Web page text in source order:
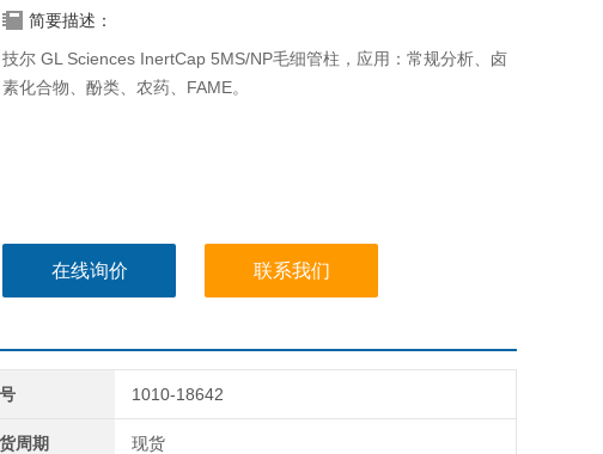
简要描述：
技尔 GL Sciences InertCap 5MS/NP毛细管柱，应用：常规分析、卤
素化合物、酚类、农药、FAME。
在线询价 联系我们
1010-18642
周期 现货